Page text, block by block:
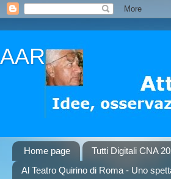
AAR
Home page Tutti Digitali CNA
Al Teatro Quirino di Roma - Uno